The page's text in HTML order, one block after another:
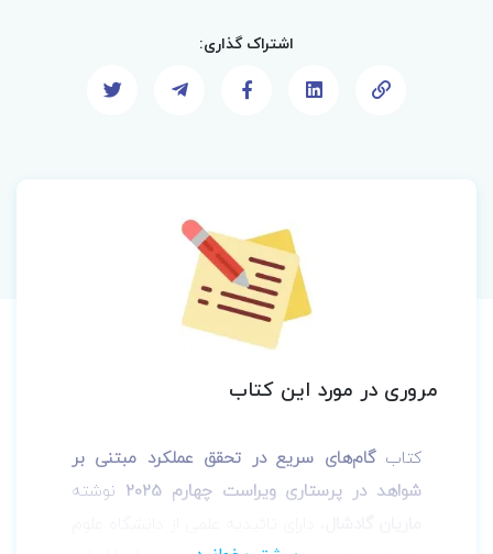
اشتراک گذاری:
مروری در مورد این کتاب
کتابگام‌های سریع در تحقق عملکرد مبتنی بر
شواهد در پرستاری ویراست چهارم 2025 نوشته